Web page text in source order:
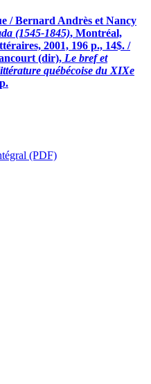
/ Bernard Andrès et Nancy
(1545-1845), Montréal,
2001, 196 p., 14$. /
(dir), Le bref et
québécoise du XIXe
(PDF)